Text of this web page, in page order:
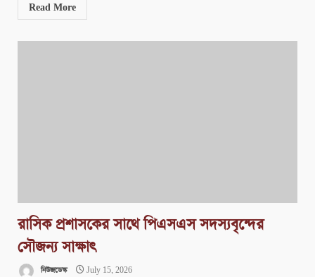
Read More
রাসিক প্রশাসকের সাথে পিএসএস সদস্যবৃন্দের
সৌজন্য সাক্ষাৎ
নিউজডেস্ক July 15, 2026